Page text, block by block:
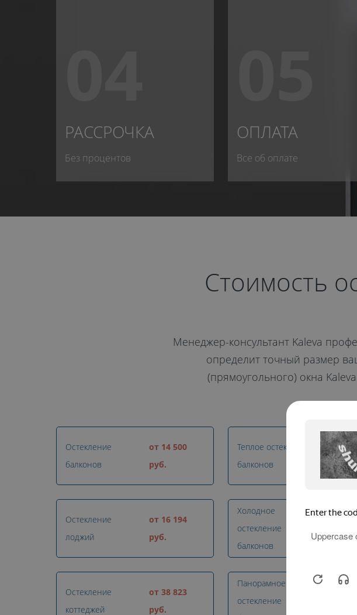
РАССРОЧКА
Без процентов
ОПЛАТА
Все об оплате
Стоимость
Менеджер-консультант Kaleva
определит точный размер
(прямоугольного) окна
Остекление
балконов
от 14 500
руб.
Теплое остекление
балконов
от 12
руб.
Остекление
лоджий
от 16 194
руб.
Холодное
остекление
балконов
от 12 600
руб.
Остекление
коттеджей
от 38 823
руб.
Панорамное
остекление